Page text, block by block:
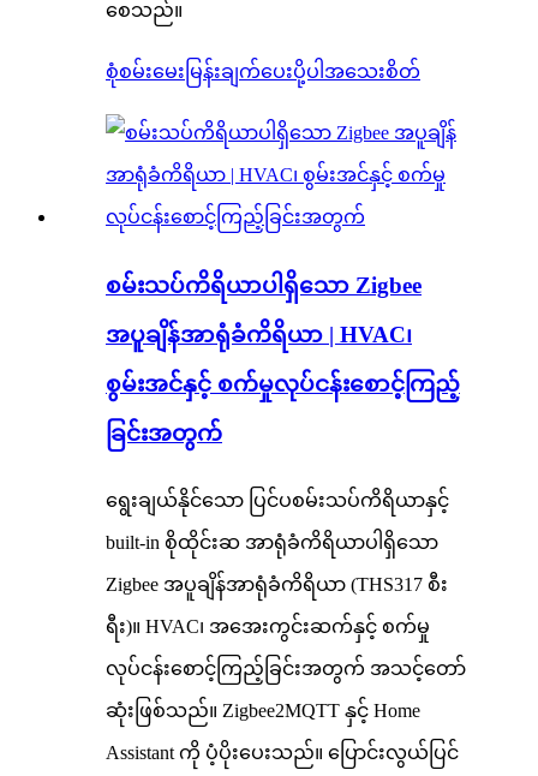
စေသည်။
စုံစမ်းမေးမြန်းချက်ပေးပို့ပါ အသေးစိတ်
စမ်းသပ်ကိရိယာပါရှိသော Zigbee
အပူချိန်အာရုံခံကိရိယာ | HVAC၊
စွမ်းအင်နှင့် စက်မှုလုပ်ငန်းစောင့်ကြည့်
ခြင်းအတွက်
ရွေးချယ်နိုင်သော ပြင်ပစမ်းသပ်ကိရိယာနှင့်
built-in စိုထိုင်းဆ အာရုံခံကိရိယာပါရှိသော
Zigbee အပူချိန်အာရုံခံကိရိယာ (THS317 စီး
ရီး)။ HVAC၊ အအေးကွင်းဆက်နှင့် စက်မှု
လုပ်ငန်းစောင့်ကြည့်ခြင်းအတွက် အသင့်တော်
ဆုံးဖြစ်သည်။ Zigbee2MQTT နှင့် Home
Assistant ကို ပံ့ပိုးပေးသည်။ ပြောင်းလွယ်ပြင်